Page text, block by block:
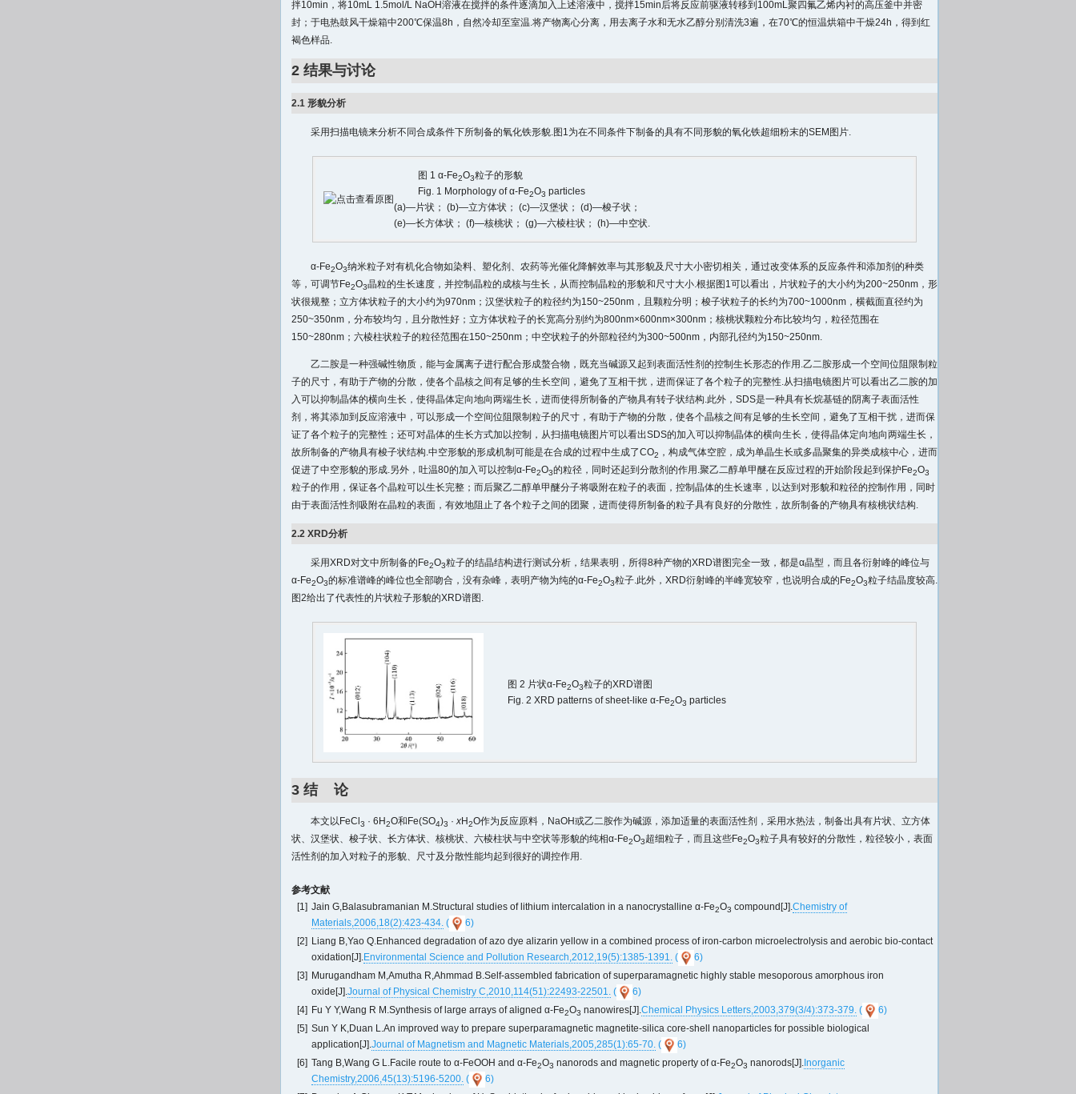
拌10min，将10mL 1.5mol/L NaOH溶液在搅拌的条件逐滴加入上述溶液中，搅拌15min后将反应前驱液转移到100mL聚四氟乙烯内衬的高压釜中并密
封；于电热鼓风干燥箱中200℃保温8h，自然冷却至室温.将产物离心分离，用去离子水和无水乙醇分别清洗3遍，在70℃的恒温烘箱中干燥24h，得到红
褐色样品.
2 结果与讨论
2.1 形貌分析
采用扫描电镜来分析不同合成条件下所制备的氧化铁形貌.图1为在不同条件下制备的具有不同形貌的氧化铁超细粉末的SEM图片.
图 1 α-Fe2O3粒子的形貌
Fig. 1 Morphology of α-Fe2O3 particles
(a)—片状； (b)—立方体状； (c)—汉堡状； (d)—梭子状；
(e)—长方体状； (f)—核桃状； (g)—六棱柱状； (h)—中空状.
α-Fe2O3纳米粒子对有机化合物如染料、塑化剂、农药等光催化降解效率与其形貌及尺寸大小密切相关，通过改变体系的反应条件和添加剂的种类
等，可调节Fe2O3晶粒的生长速度，并控制晶粒的成核与生长，从而控制晶粒的形貌和尺寸大小.根据图1可以看出，片状粒子的大小约为200~250nm，形
状很规整；立方体状粒子的大小约为970nm；汉堡状粒子的粒径约为150~250nm，且颗粒分明；梭子状粒子的长约为700~1000nm，横截面直径约为
250~350nm，分布较均匀，且分散性好；立方体状粒子的长宽高分别约为800nm×600nm×300nm；核桃状颗粒分布比较均匀，粒径范围在
150~280nm；六棱柱状粒子的粒径范围在150~250nm；中空状粒子的外部粒径约为300~500nm，内部孔径约为150~250nm.
乙二胺是一种强碱性物质，能与金属离子进行配合形成螯合物，既充当碱源又起到表面活性剂的控制生长形态的作用.乙二胺形成一个空间位阻限制粒
子的尺寸，有助于产物的分散，使各个晶核之间有足够的生长空间，避免了互相干扰，进而保证了各个粒子的完整性.从扫描电镜图片可以看出乙二胺的加
入可以抑制晶体的横向生长，使得晶体定向地向两端生长，进而使得所制备的产物具有转子状结构.此外，SDS是一种具有长烷基链的阴离子表面活性
剂，将其添加到反应溶液中，可以形成一个空间位阻限制粒子的尺寸，有助于产物的分散，使各个晶核之间有足够的生长空间，避免了互相干扰，进而保
证了各个粒子的完整性；还可对晶体的生长方式加以控制，从扫描电镜图片可以看出SDS的加入可以抑制晶体的横向生长，使得晶体定向地向两端生长，
故所制备的产物具有梭子状结构.中空形貌的形成机制可能是在合成的过程中生成了CO2 ，构成气体空腔，成为单晶生长或多晶聚集的异类成核中心，进而
促进了中空形貌的形成.另外，吐温80的加入可以控制α-Fe2O3的粒径，同时还起到分散剂的作用.聚乙二醇单甲醚在反应过程的开始阶段起到保护Fe2O3
粒子的作用，保证各个晶粒可以生长完整；而后聚乙二醇单甲醚分子将吸附在粒子的表面，控制晶体的生长速率，以达到对形貌和粒径的控制作用，同时
由于表面活性剂吸附在晶粒的表面，有效地阻止了各个粒子之间的团聚，进而使得所制备的粒子具有良好的分散性，故所制备的产物具有核桃状结构.
2.2 XRD分析
采用XRD对文中所制备的Fe2O3粒子的结晶结构进行测试分析，结果表明，所得8种产物的XRD谱图完全一致，都是α晶型，而且各衍射峰的峰位与
α-Fe2O3的标准谱峰的峰位也全部吻合，没有杂峰，表明产物为纯的α-Fe2O3粒子.此外，XRD衍射峰的半峰宽较窄，也说明合成的Fe2O3粒子结晶度较高.
图2给出了代表性的片状粒子形貌的XRD谱图.
图 2 片状α-Fe2O3粒子的XRD谱图
Fig. 2 XRD patterns of sheet-like α-Fe2O3 particles
3 结 论
本文以FeCl 3 · 6H2O和Fe(SO4)3 ·xH2O作为反应原料，NaOH或乙二胺作为碱源，添加适量的表面活性剂，采用水热法，制备出具有片状、立方体
状、汉堡状、梭子状、长方体状、核桃状、六棱柱状与中空状等形貌的纯相α-Fe2O3超细粒子，而且这些Fe2O3粒子具有较好的分散性，粒径较小，表面
活性剂的加入对粒子的形貌、尺寸及分散性能均起到很好的调控作用.
参考文献
[1] Jain G,Balasubramanian M.Structural studies of lithium intercalation in a nanocrystalline α-Fe2O3 compound[J].Chemistry of
Materials,2006,18(2):423-434. (
6)
[2] Liang B,Yao Q.Enhanced degradation of azo dye alizarin yellow in a combined process of iron-carbon microelectrolysis and aerobic bio-contact
oxidation[J].Environmental Science and Pollution Research,2012,19(5):1385-1391. (
6)
[3] Murugandham M,Amutha R,Ahmmad B.Self-assembled fabrication of superparamagnetic highly stable mesoporous amorphous iron
oxide[J].Journal of Physical Chemistry C,2010,114(51):22493-22501. (
6)
[4] Fu Y Y,Wang R M.Synthesis of large arrays of aligned α-Fe2O3 nanowires[J].Chemical Physics Letters,2003,379(3/4):373-379. (
6)
[5] Sun Y K,Duan L.An improved way to prepare superparamagnetic magnetite-silica core-shell nanoparticles for possible biological
application[J].Journal of Magnetism and Magnetic Materials,2005,285(1):65-70. (
6)
[6] Tang B,Wang G L.Facile route to α-FeOOH and α-Fe2O3 nanorods and magnetic property of α-Fe2O3 nanorods[J]. Inorganic
Chemistry,2006,45(13):5196-5200. (
6)